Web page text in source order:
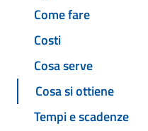
Come fare
Costi
Cosa serve
Cosa si ottiene
Tempi e scadenze